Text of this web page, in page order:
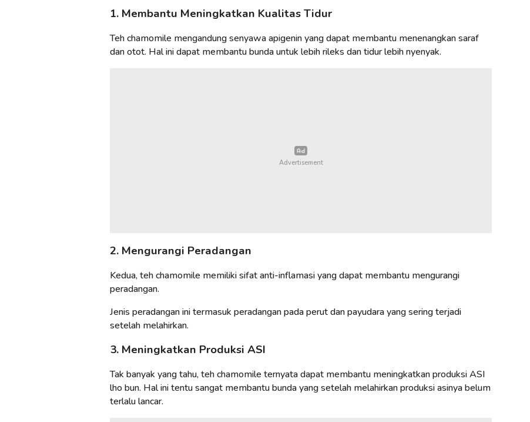
1. Membantu Meningkatkan Kualitas Tidur
Teh chamomile mengandung senyawa apigenin yang dapat membantu menenangkan saraf
dan otot. Hal ini dapat membantu bunda untuk lebih rileks dan tidur lebih nyenyak.
2. Mengurangi Peradangan
Kedua, teh chamomile memiliki sifat anti-inflamasi yang dapat membantu mengurangi
peradangan.
Jenis peradangan ini termasuk peradangan pada perut dan payudara yang sering terjadi
setelah melahirkan.
3. Meningkatkan Produksi ASI
Tak banyak yang tahu, teh chamomile ternyata dapat membantu meningkatkan produksi ASI
lho bun. Hal ini tentu sangat membantu bunda yang setelah melahirkan produksi asinya belum
terlalu lancar.